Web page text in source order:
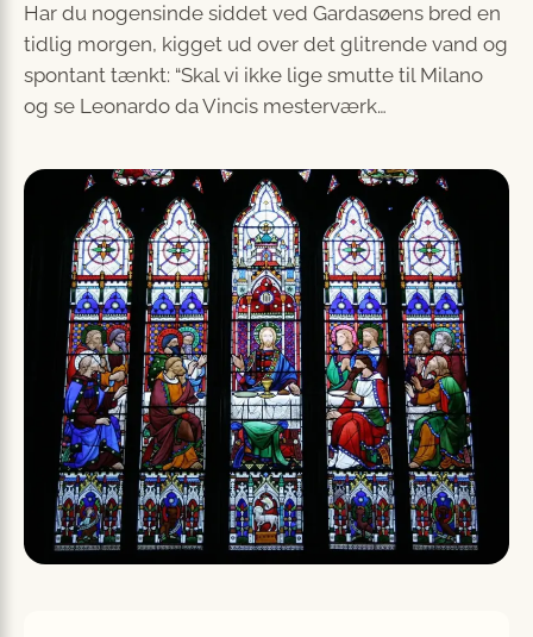
Har du nogensinde siddet ved Gardasøens bred en
tidlig morgen, kigget ud over det glitrende vand og
spontant tænkt: “Skal vi ikke lige smutte til Milano
og se Leonardo da Vincis mesterværk…